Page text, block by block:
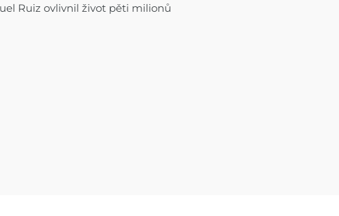
Ruiz ovlivnil život pěti milionů